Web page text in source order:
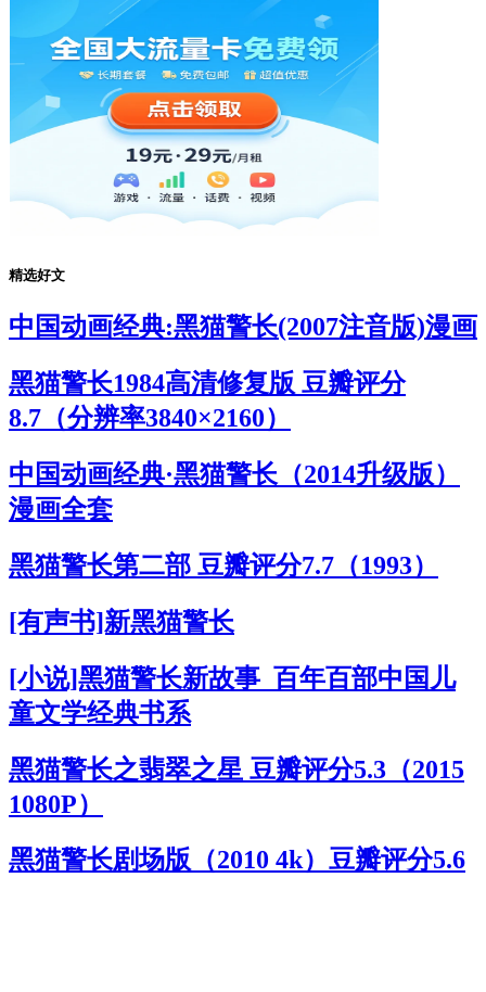
精选好文
中国动画经典:黑猫警长(2007注音版)漫画
黑猫警长1984高清修复版 豆瓣评分
8.7（分辨率3840×2160）
中国动画经典·黑猫警长（2014升级版）
漫画全套
黑猫警长第二部 豆瓣评分7.7（1993）
[有声书]新黑猫警长
[小说]黑猫警长新故事_百年百部中国儿
童文学经典书系
黑猫警长之翡翠之星 豆瓣评分5.3（2015
1080P）
黑猫警长剧场版（2010 4k）豆瓣评分5.6